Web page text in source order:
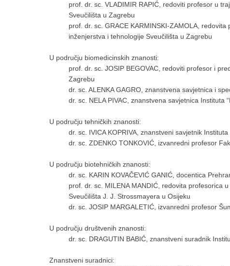
prof. dr. sc. VLADIMIR RAPIĆ, redoviti profesor u
Sveučilišta u Zagrebu
prof. dr. sc. GRACE KARMINSKI-ZAMOLA,
inženjerstva i tehnologije Sveučilišta u Zagrebu
U području biomedicinskih znanosti:
prof. dr. sc. JOSIP BEGOVAC, redoviti profesor i
Zagrebu
dr. sc. ALENKA GAGRO, znanstvena savjetnica i
dr. sc. NELA PIVAC, znanstvena savjetnica Instituta
U području tehničkih znanosti:
dr. sc. IVICA KOPRIVA, znanstveni savjetnik
dr. sc. ZDENKO TONKOVIĆ, izvanredni profesor
U području biotehničkih znanosti:
dr. sc. KARIN KOVAČEVIĆ GANIĆ, docentica
prof. dr. sc. MILENA MANDIĆ, redovita profesorica
Sveučilišta J. J. Strossmayera u Osijeku
dr. sc. JOSIP MARGALETIĆ, izvanredni profesor
U području društvenih znanosti:
dr. sc. DRAGUTIN BABIĆ, znanstveni suradnik
Znanstveni suradnici: